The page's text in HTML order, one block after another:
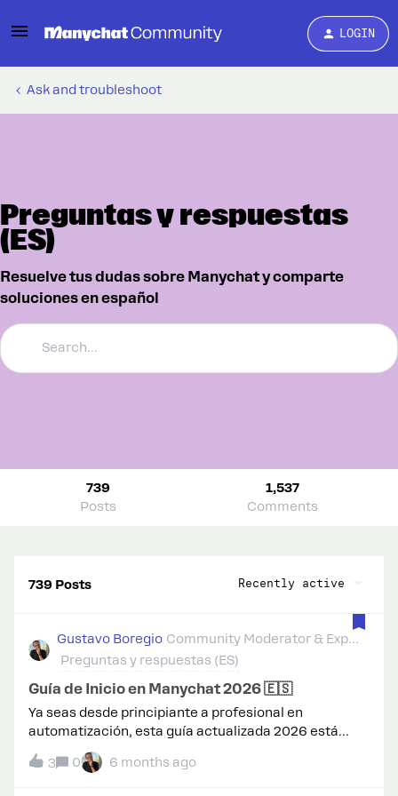
LOGIN
Ask and troubleshoot
Preguntas y respuestas
(ES)
Resuelve tus dudas sobre Manychat y comparte
soluciones en español
739
Posts
1,537
Comments
739 Posts Recently active
Gustavo Boregio
Community Moderator & Expert
Preguntas y respuestas (ES)
Guía de Inicio en Manychat 2026 🇪🇸
Ya seas desde principiante a profesional en
automatización, esta guía actualizada 2026 está
diseñada para ayudarte a comenzar con el pie
derecho en Manychat.A continuación, encontrarás
3 0 6 months ago